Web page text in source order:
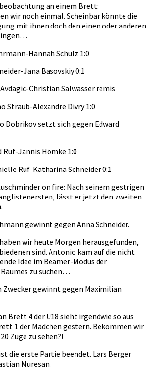
an einem Brett:
wir noch einmal. Scheinbar könnte die
mit ihnen doch den einen oder anderen
Hannah Schulz 1:0
Jana Basovskiy 0:1
Avdagic-Christian Salwasser remis
Straub-Alexandre Divry 1:0
Dobrikov setzt sich gegen Edward
Ruf-Jannis Hömke 1:0
Ruf-Katharina Schneider 0:1
on fire: Nach seinem gestrigen
lässt er jetzt den zweiten
gewinnt gegen Anna Schneider.
wir heute Morgen herausgefunden,
sind. Antonio kam auf die nicht
Idee im Beamer-Modus der
zu suchen…
Zwecker gewinnt gegen Maximilian
Brett 4 der U18 sieht irgendwie so aus
1 der Mädchen gestern. Bekommen wir
Züge zu sehen?!
die erste Partie beendet. Lars Berger
Muresan.